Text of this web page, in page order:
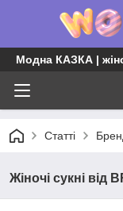
Модна КАЗКА |
Статті
Жіночі сукні від